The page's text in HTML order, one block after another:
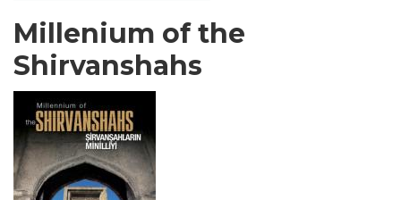
Millenium of the
Shirvanshahs